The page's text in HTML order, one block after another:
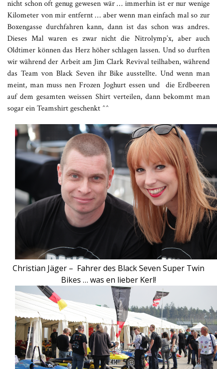
nicht schon oft genug gewesen wär … immerhin ist er nur wenige
Kilometer von mir entfernt … aber wenn man einfach mal so zur
Boxengasse durchfahren kann, dann ist das schon was andres.
Dieses Mal waren es zwar nicht die Nitrolymp’x, aber auch
Oldtimer können das Herz höher schlagen lassen. Und so durften
wir während der Arbeit am Jim Clark Revival teilhaben, während
das Team von Black Seven ihr Bike ausstellte. Und wenn man
meint, man muss nen Frozen Joghurt essen und die Erdbeeren
auf dem gesamten weissen Shirt verteilen, dann bekommt man
sogar ein Teamshirt geschenkt ^^
Christian Jäger – Fahrer des Black Seven Super Twin
Bikes … was en lieber Kerl!